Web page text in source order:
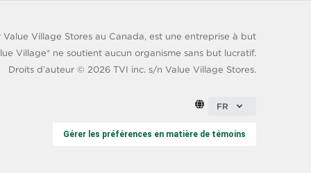
Village Stores au Canada, est une entreprise à but
Village® ne soutient aucun organisme sans but lucratif.
Droits d’auteur © 2026TVI inc. s/n Value Village Stores.
FR
Gérer les préférences en matière de témoins